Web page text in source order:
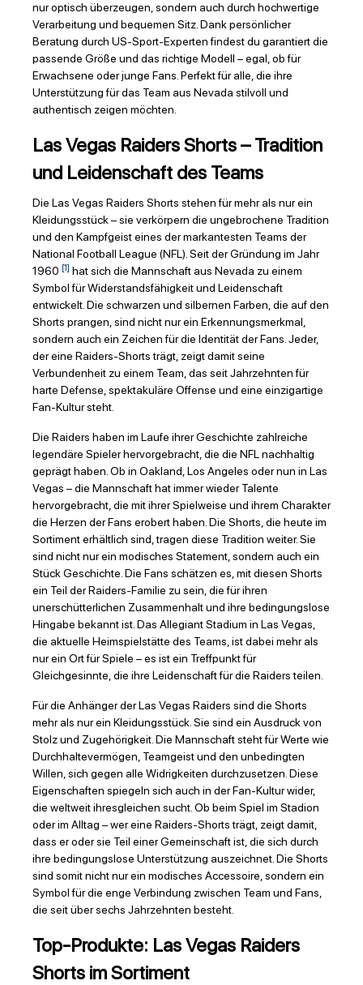
nur optisch überzeugen, sondern auch durch hochwertige
Verarbeitung und bequemen Sitz. Dank persönlicher
Beratung durch US-Sport-Experten findest du garantiert die
passende Größe und das richtige Modell – egal, ob für
Erwachsene oder junge Fans. Perfekt für alle, die ihre
Unterstützung für das Team aus Nevada stilvoll und
authentisch zeigen möchten.
Las Vegas Raiders Shorts – Tradition
und Leidenschaft des Teams
Die Las Vegas Raiders Shorts stehen für mehr als nur ein
Kleidungsstück – sie verkörpern die ungebrochene Tradition
und den Kampfgeist eines der markantesten Teams der
National Football League (NFL). Seit der Gründung im Jahr
1960 [1] hat sich die Mannschaft aus Nevada zu einem
Symbol für Widerstandsfähigkeit und Leidenschaft
entwickelt. Die schwarzen und silbernen Farben, die auf den
Shorts prangen, sind nicht nur ein Erkennungsmerkmal,
sondern auch ein Zeichen für die Identität der Fans. Jeder,
der eine Raiders-Shorts trägt, zeigt damit seine
Verbundenheit zu einem Team, das seit Jahrzehnten für
harte Defense, spektakuläre Offense und eine einzigartige
Fan-Kultur steht.
Die Raiders haben im Laufe ihrer Geschichte zahlreiche
legendäre Spieler hervorgebracht, die die NFL nachhaltig
geprägt haben. Ob in Oakland, Los Angeles oder nun in Las
Vegas – die Mannschaft hat immer wieder Talente
hervorgebracht, die mit ihrer Spielweise und ihrem Charakter
die Herzen der Fans erobert haben. Die Shorts, die heute im
Sortiment erhältlich sind, tragen diese Tradition weiter. Sie
sind nicht nur ein modisches Statement, sondern auch ein
Stück Geschichte. Die Fans schätzen es, mit diesen Shorts
ein Teil der Raiders-Familie zu sein, die für ihren
unerschütterlichen Zusammenhalt und ihre bedingungslose
Hingabe bekannt ist. Das Allegiant Stadium in Las Vegas,
die aktuelle Heimspielstätte des Teams, ist dabei mehr als
nur ein Ort für Spiele – es ist ein Treffpunkt für
Gleichgesinnte, die ihre Leidenschaft für die Raiders teilen.
Für die Anhänger der Las Vegas Raiders sind die Shorts
mehr als nur ein Kleidungsstück. Sie sind ein Ausdruck von
Stolz und Zugehörigkeit. Die Mannschaft steht für Werte wie
Durchhaltevermögen, Teamgeist und den unbedingten
Willen, sich gegen alle Widrigkeiten durchzusetzen. Diese
Eigenschaften spiegeln sich auch in der Fan-Kultur wider,
die weltweit ihresgleichen sucht. Ob beim Spiel im Stadion
oder im Alltag – wer eine Raiders-Shorts trägt, zeigt damit,
dass er oder sie Teil einer Gemeinschaft ist, die sich durch
ihre bedingungslose Unterstützung auszeichnet. Die Shorts
sind somit nicht nur ein modisches Accessoire, sondern ein
Symbol für die enge Verbindung zwischen Team und Fans,
die seit über sechs Jahrzehnten besteht.
Top-Produkte: Las Vegas Raiders
Shorts im Sortiment